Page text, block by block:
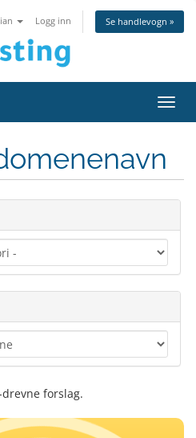
Logg inn Se handlevogn »
Bytt
forslag.